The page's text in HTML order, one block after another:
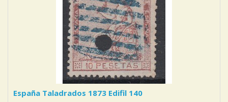
España Taladrados 1873 Edifil 140